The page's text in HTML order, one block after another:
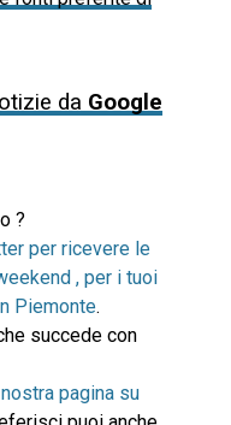
da Google
?
per ricevere le
, per i tuoi
Piemonte.
succede con
nostra pagina su